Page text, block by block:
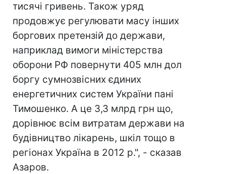
тисячі гривень. Також уряд
продовжує регулювати масу інших
боргових претензій до держави,
наприклад вимоги міністерства
оборони РФ повернути 405 млн дол
боргу сумнозвісних єдиних
енергетичних систем України пані
Тимошенко. А це 3,3 млрд грн що,
дорівнює всім витратам держави на
будівництво лікарень, шкіл тощо в
регіонах Україна в 2012 р.", - сказав
Азаров.